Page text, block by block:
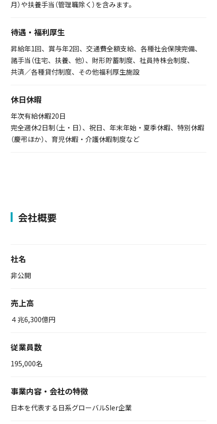
月）や扶養手当（管理職除く）を含みます。
待遇・福利厚生
昇給年1回、賞与年2回、交通費全額支給、各種社会保険完備、
諸手当（住宅、扶養、他）、財形貯蓄制度、社員持株会制度、
共済／各種貸付制度、その他福利厚生施設
休日休暇
年次有給休暇20日
完全週休2日制（土・日）、祝日、年末年始・夏季休暇、特別休暇
（慶弔ほか）、育児休暇・介護休暇制度など
会社概要
社名
非公開
売上高
４兆6,300億円
従業員数
195,000名
事業内容・会社の特徴
日本を代表する日系グローバルSIer企業